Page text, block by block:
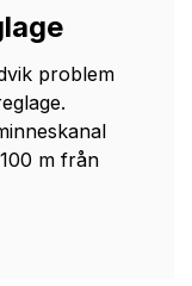
problem
m från